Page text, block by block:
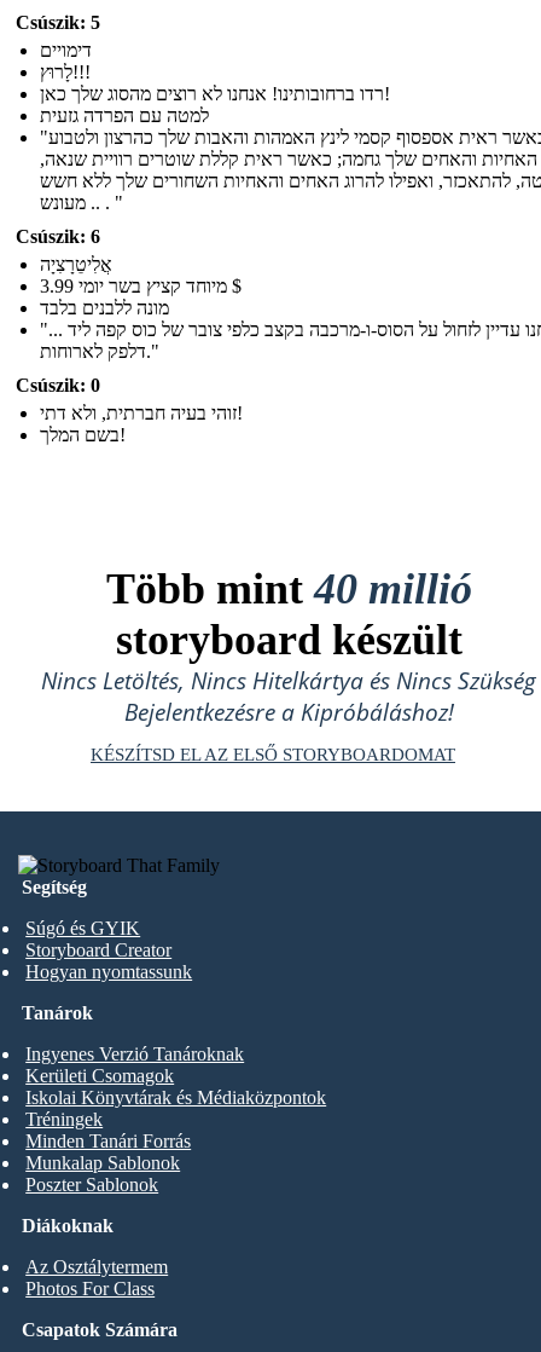
Csúszik: 5
דימויים
לָרוּץ!!!
רדו ברחובותינו! אנחנו לא רוצים מהסוג שלך כאן!
למטה עם הפרדה גזעית
"אבל כאשר ראית אספסוף קסמי לינץ האמהות והאבות שלך כהרצון ולטבוע
האחיות והאחים שלך גחמה; כאשר ראית קללת שוטרים רוויית שנאה,
להתאכזר, ואפילו להרוג האחים והאחיות השחורים שלך ללא חשש
מעונש .. . "
Csúszik: 6
אֲלִיטֵרָצִיָה
מיוחד קציץ בשר יומי 3.99 $
מונה ללבנים בלבד
"... ואנחנו עדיין לזחול על הסוס-ו-מרכבה בקצב כלפי צובר של כוס קפה ליד
דלפק לארוחות."
Csúszik: 0
זוהי בעיה חברתית, ולא דתי!
בשם המלך!
Több mint40 millió
storyboard készült
Nincs Letöltés, Nincs Hitelkártya és Nincs Szükség
Bejelentkezésre a Kipróbáláshoz!
KÉSZÍTSD EL AZ ELSŐ STORYBOARDOMAT
Segítség
Súgó és GYIK
Storyboard Creator
Hogyan nyomtassunk
Diákoknak
Az Osztálytermem
Photos For Class
Tanárok
Ingyenes Verzió Tanároknak
Kerületi Csomagok
Iskolai Könyvtárak és Médiaközpontok
Tréningek
Minden Tanári Forrás
Munkalap Sablonok
Poszter Sablonok
Csapatok Számára